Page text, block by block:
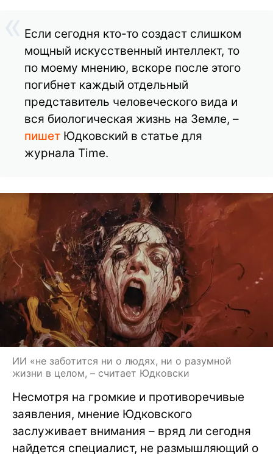
Если сегодня кто-то создаст слишком
мощный искусственный интеллект, то
по моему мнению, вскоре после этого
погибнет каждый отдельный
представитель человеческого вида и
вся биологическая жизнь на Земле, –
пишет Юдковский в статье для
журнала Time.
ИИ «не заботится ни о людях, ни о разумной
жизни в целом, – считает Юдковски
Несмотря на громкие и противоречивые
заявления, мнение Юдковского
заслуживает внимания – вряд ли сегодня
найдется специалист, не размышляющий о